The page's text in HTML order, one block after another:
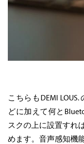
こちらもDEMI
どに加えて何と
スクの上に設置すれ
めます。音声感知機